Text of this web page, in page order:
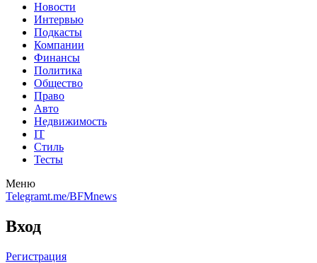
Новости
Интервью
Подкасты
Компании
Финансы
Политика
Общество
Право
Авто
Недвижимость
IT
Стиль
Тесты
Меню
Telegramt.me/BFMnews
Вход
Регистрация